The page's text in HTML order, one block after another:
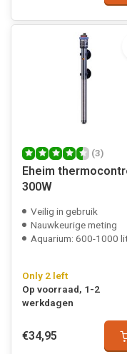
(3)
Eheim
300W
Veilig in gebruik
Nauwkeurige meting
Aquarium: 600-1000
Only 2 left
Op voorraad, 1-2
werkdagen
€34,95